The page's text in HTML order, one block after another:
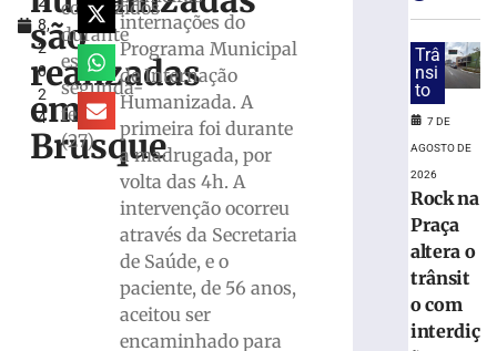
8,
2
0
2
4
são
realizadas
em
Brusque
conduzidos
durante
essa
segunda-
feira
(27)
internações do
Programa Municipal
de Internação
Humanizada. A
primeira foi durante
a madrugada, por
volta das 4h. A
intervenção ocorreu
através da Secretaria
de Saúde, e o
paciente, de 56 anos,
aceitou ser
encaminhado para
CERVEJA:
fala
sobre
consumo
moderado
agosto
2026
mais
Trâ
nsi
to
7 DE
AGOSTO DE
2026
Rock na
Praça
altera o
trânsit
o com
interdiç